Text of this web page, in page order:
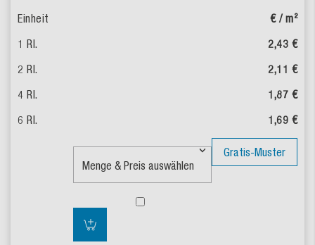
€ / m²
2,43 €
2,11 €
1,87 €
1,69 €
Gratis-Muster